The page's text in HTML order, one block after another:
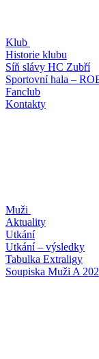
Klub
Historie klubu
Síň slávy HC Zubří
Sportovní hala –
Fanclub
Kontakty
Muži
Aktuality
Utkání
Utkání – výsledky
Tabulka Extraligy
Soupiska Muži A